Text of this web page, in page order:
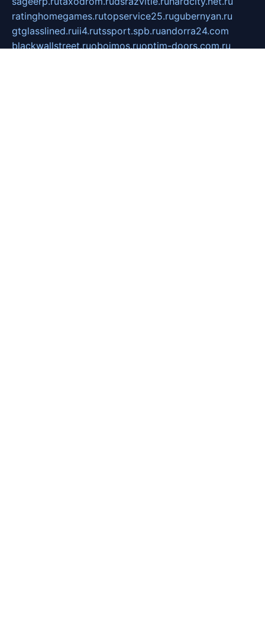
ratinghomegames.rutopservice25.rugubernyan.ru
gtglasslined.ruii4.rutssport.spb.ruandorra24.com
blackwallstreet.ruoboimos.ruoptim-doors.com.ru